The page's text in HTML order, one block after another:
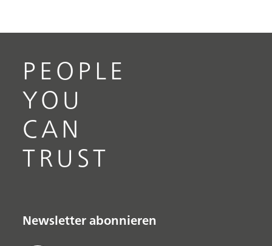
PEOPLE
YOU
CAN
TRUST
Newsletter abonnieren